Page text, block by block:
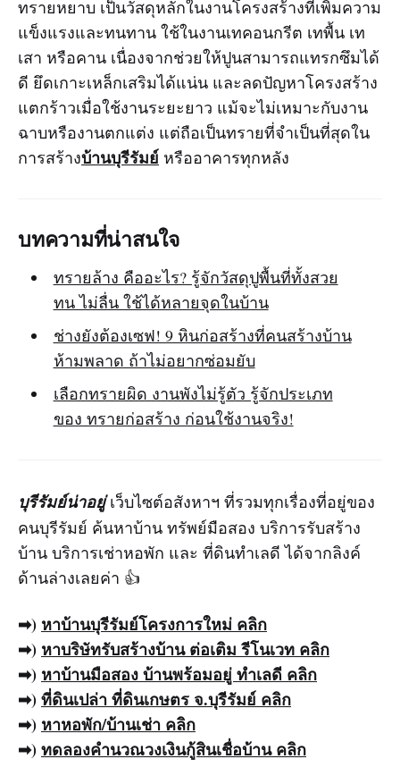
ทรายหยาบ เป็นวัสดุหลักในงานโครงสร้างที่เพิ่มความ
แข็งแรงและทนทาน ใช้ในงานเทคอนกรีต เทพื้น เท
เสา หรือคาน เนื่องจากช่วยให้ปูนสามารถแทรกซึมได้
ดี ยึดเกาะเหล็กเสริมได้แน่น และลดปัญหาโครงสร้าง
แตกร้าวเมื่อใช้งานระยะยาว แม้จะไม่เหมาะกับงาน
ฉาบหรืองานตกแต่ง แต่ถือเป็นทรายที่จำเป็นที่สุดใน
การสร้างบ้านบุรีรัมย์ หรืออาคารทุกหลัง
บทความที่น่าสนใจ
ทรายล้าง คืออะไร? รู้จักวัสดุปูพื้นที่ทั้งสวย
ทน ไม่ลื่น ใช้ได้หลายจุดในบ้าน
ช่างยังต้องเซฟ! 9 หินก่อสร้างที่คนสร้างบ้าน
ห้ามพลาด ถ้าไม่อยากซ่อมยับ
เลือกทรายผิด งานพังไม่รู้ตัว รู้จักประเภท
ของ ทรายก่อสร้าง ก่อนใช้งานจริง!
บุรีรัมย์น่าอยู่เว็บไซต์อสังหาฯ ที่รวมทุกเรื่องที่อยู่ของ
คนบุรีรัมย์ ค้นหาบ้าน ทรัพย์มือสอง บริการรับสร้าง
บ้าน บริการเช่าหอพัก และ ที่ดินทำเลดี ได้จากลิงค์
ด้านล่างเลยค่า 👍
➡) หาบ้านบุรีรัมย์โครงการใหม่ คลิก
➡) หาบริษัทรับสร้างบ้านต่อเติม รีโนเวท คลิก
➡) หาบ้านมือสองบ้านพร้อมอยู่ ทำเลดี คลิก
➡)ที่ดินเปล่า ที่ดินเกษตร จ.บุรีรัมย์ คลิก
➡) หาหอพัก/บ้านเช่า คลิก
➡)ทดลองคำนวณวงเงินกู้สินเชื่อบ้านคลิก